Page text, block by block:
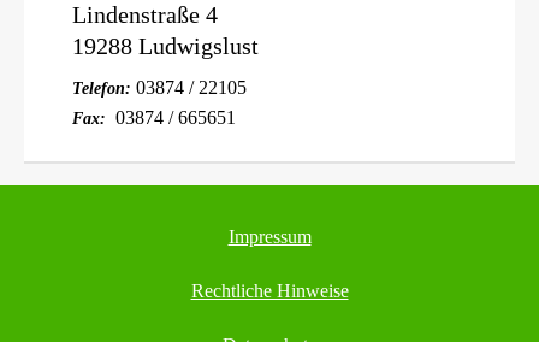
Lindenstraße 4
19288 Ludwigslust
Telefon: 03874 / 22105
Fax: 03874 / 665651
Impressum
Rechtliche Hinweise